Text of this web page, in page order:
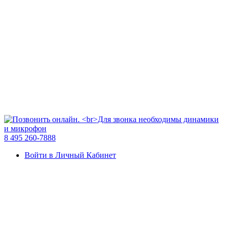
8 495 260-7888
Войти в Личный Кабинет